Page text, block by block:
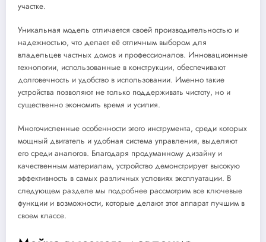
участке.
Уникальная модель отличается своей производительностью и
надежностью, что делает её отличным выбором для
владельцев частных домов и профессионалов. Инновационные
технологии, использованные в конструкции, обеспечивают
долговечность и удобство в использовании. Именно такие
устройства позволяют не только поддерживать чистоту, но и
существенно экономить время и усилия.
Многочисленные особенности этого инструмента, среди которых
мощный двигатель и удобная система управления, выделяют
его среди аналогов. Благодаря продуманному дизайну и
качественным материалам, устройство демонстрирует высокую
эффективность в самых различных условиях эксплуатации. В
следующем разделе мы подробнее рассмотрим все ключевые
функции и возможности, которые делают этот аппарат лучшим в
своем классе.